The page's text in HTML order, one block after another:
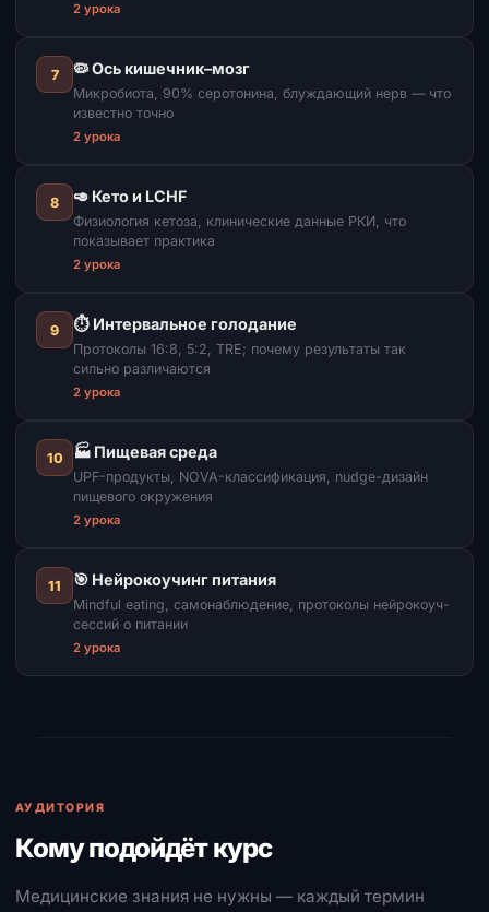
2 урока
7 🦠 Ось кишечник–мозг
Микробиота, 90% серотонина, блуждающий нерв — что
известно точно
2 урока
8 🥑 Кето и LCHF
Физиология кетоза, клинические данные РКИ, что
показывает практика
2 урока
9 ⏱ Интервальное голодание
Протоколы 16:8, 5:2, TRE; почему результаты так
сильно различаются
2 урока
10 🏭 Пищевая среда
UPF-продукты, NOVA-классификация, nudge-дизайн
пищевого окружения
2 урока
11 🎯 Нейрокоучинг питания
Mindful eating, самонаблюдение, протоколы нейрокоуч-
сессий о питании
2 урока
АУДИТОРИЯ
Кому подойдёт курс
Медицинские знания не нужны — каждый термин